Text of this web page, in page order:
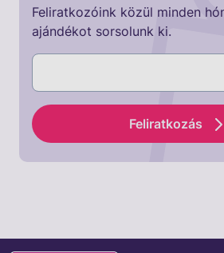
Feliratkozóink közül minden
ajándékot sorsolunk ki.
Feliratkozás